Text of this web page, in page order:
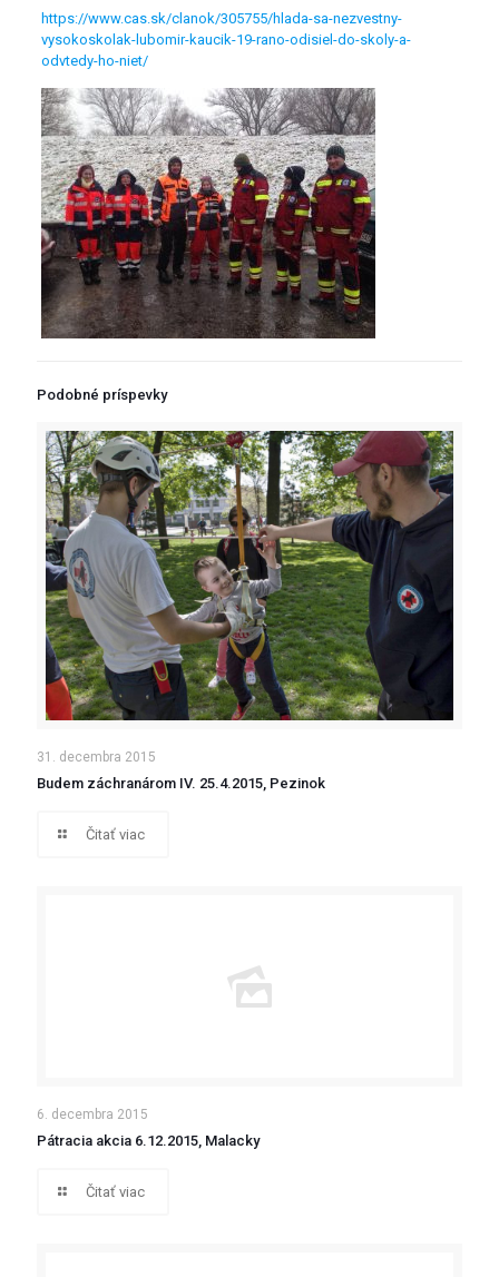
https://www.cas.sk/clanok/305755/hlada-sa-nezvestny-
vysokoskolak-lubomir-kaucik-19-rano-odisiel-do-skoly-a-
odvtedy-ho-niet/
Podobné príspevky
31. decembra 2015
Budem záchranárom IV. 25.4.2015, Pezinok
Čitať viac
6. decembra 2015
Pátracia akcia 6.12.2015, Malacky
Čitať viac